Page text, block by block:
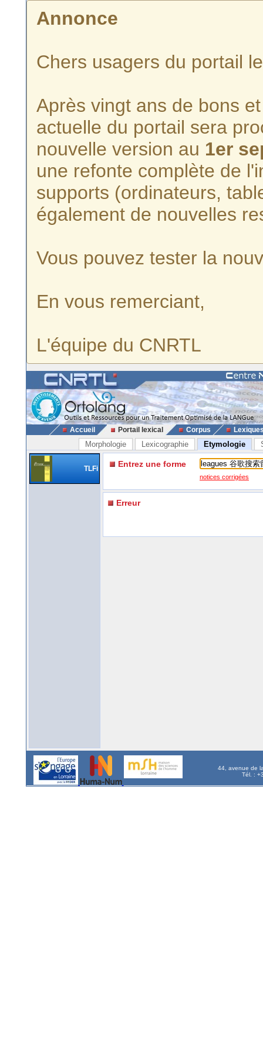
Annonce
Chers usagers du portail
Après vingt ans de bons
actuelle du portail sera
nouvelle version au 1er
une refonte complète de
supports (ordinateurs,
également de nouvelles
Vous pouvez tester la
En vous remerciant,
L'équipe du CNRTL
Accueil Portail lexical Corpus
Morphologie Lexicographie Etymologie
TLFi Entrez une forme
notices corrigées
Erreur
44, avenue de
Tél. :